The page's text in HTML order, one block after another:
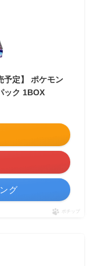
予定】 ポケモン
ック 1BOX
グ
ポチップ